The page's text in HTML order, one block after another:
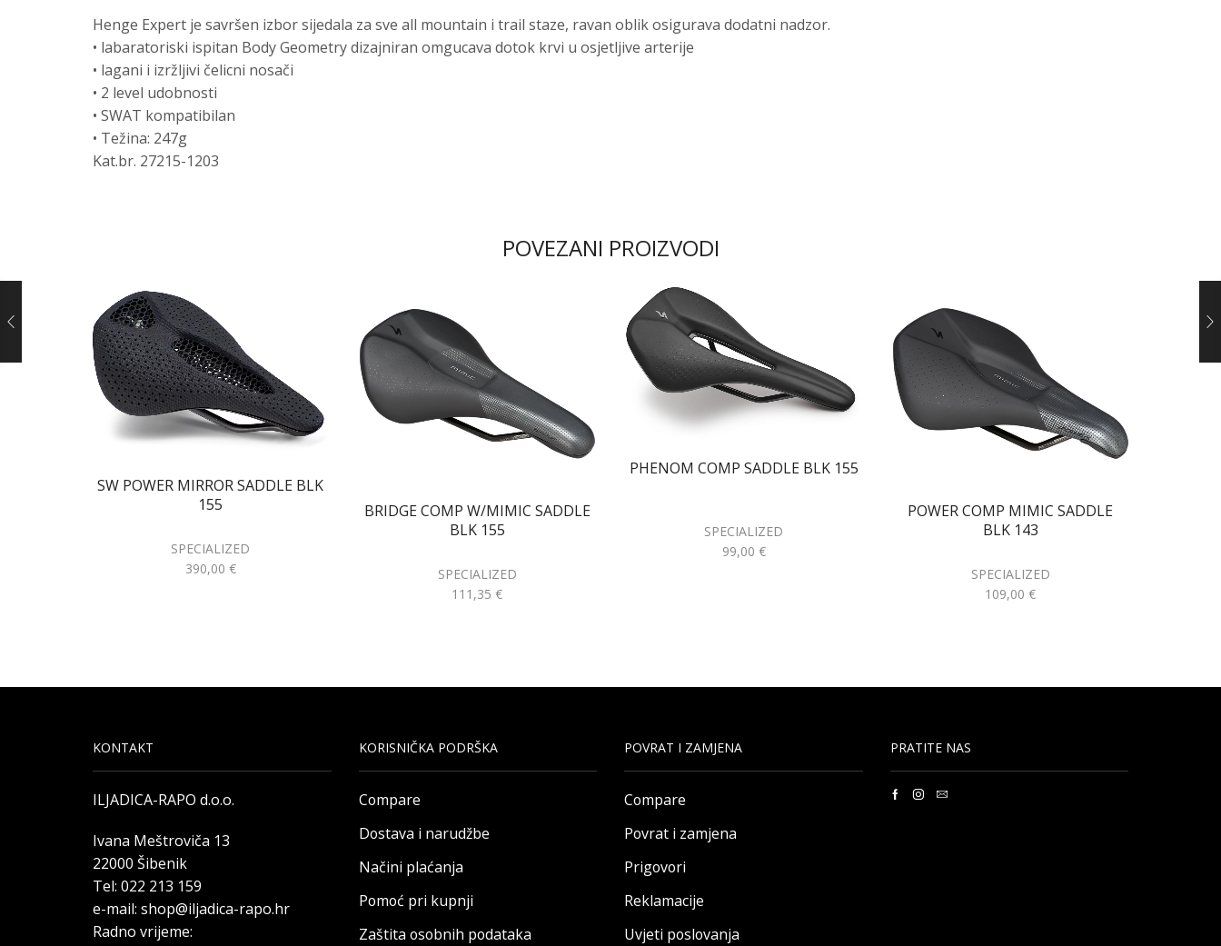
Henge Expert je savršen izbor sijedala za sve all mountain i trail staze, ravan oblik osigurava dodatni nadzor.
• labaratoriski ispitan Body Geometry dizajniran omgucava dotok krvi u osjetljive arterije
• lagani i izržljivi čelicni nosači
• 2 level udobnosti
• SWAT kompatibilan
• Težina: 247g
Kat.br. 27215-1203
POVEZANI PROIZVODI
SW POWER MIRROR SADDLE BLK
155
SPECIALIZED
390,00 €
BRIDGE COMP W/MIMIC SADDLE
BLK 155
SPECIALIZED
111,35€
PHENOM COMP SADDLE BLK 155
SPECIALIZED
99,00 €
POWER COMP MIMIC SADDLE
BLK 143
SPECIALIZED
109,00€
KONTAKT
ILJADICA-RAPO d.o.o.
Ivana Meštroviča 13
22000 Šibenik
Tel: 022 213 159
e-mail: shop@iljadica-rapo.hr
Radno vrijeme:
KORISNIČKA PODRŠKA
Compare
Dostava i narudžbe
Načini plaćanja
Pomoć pri kupnji
Zaštita osobnih podataka
POVRAT I ZAMJENA
Compare
Povrat i zamjena
Prigovori
Reklamacije
Uvjeti poslovanja
PRATITE NAS